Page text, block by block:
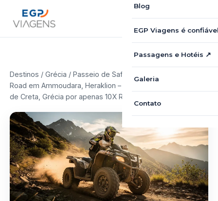
Blog
EGP Viagens é
Passagens e Hotéis ↗
Galeria
Contato
Destinos / Grécia / Passeio de Safari de Quadriciclo Off
Road em Ammoudara, Heraklion – Aventura e Cultura na Ilha
de Creta, Grécia por apenas 10X R$99,90